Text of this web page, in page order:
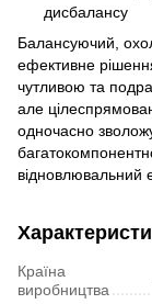
дисбалансу
Балансуючий,
ефективне
чутливою та
але
одночасно
відновлювальний
Країна
виробництва